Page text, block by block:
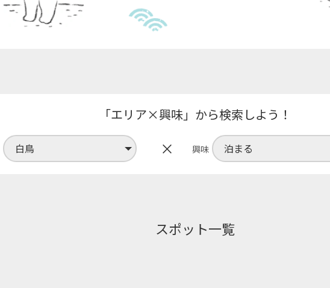
「エリア×興味」から検索しよう！
× 興味
スポット一覧